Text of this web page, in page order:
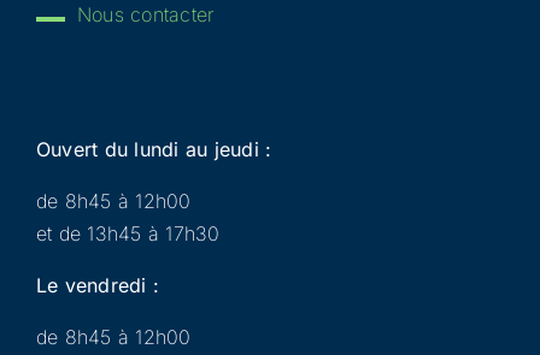
Nous contacter
Ouvert du lundi au jeudi :
de 8h45 à 12h00
et de 13h45 à 17h30
Le vendredi :
de 8h45 à 12h00